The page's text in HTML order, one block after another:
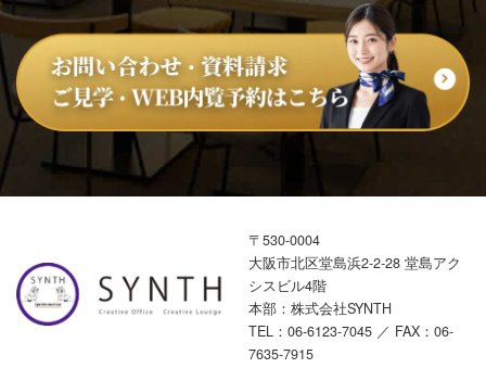
〒530-0004
大阪市北区堂島浜2-2-28 堂島アク
シスビル4階
本部：株式会社SYNTH
TEL： 06-6123-7045 ／ FAX：06-
7635-7915